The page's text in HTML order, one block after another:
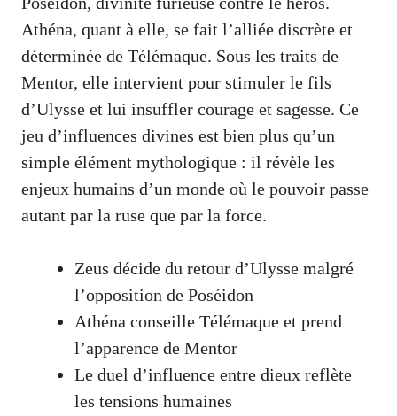
Athéna, quant à elle, se fait l’alliée discrète et
déterminée de Télémaque. Sous les traits de
Mentor, elle intervient pour stimuler le fils
d’Ulysse et lui insuffler courage et sagesse. Ce
jeu d’influences divines est bien plus qu’un
simple élément mythologique : il révèle les
enjeux humains d’un monde où le pouvoir passe
autant par la ruse que par la force.
Zeus décide du retour d’Ulysse malgré
l’opposition de Poséidon
Athéna conseille Télémaque et prend
l’apparence de Mentor
Le duel d’influence entre dieux reflète
les tensions humaines